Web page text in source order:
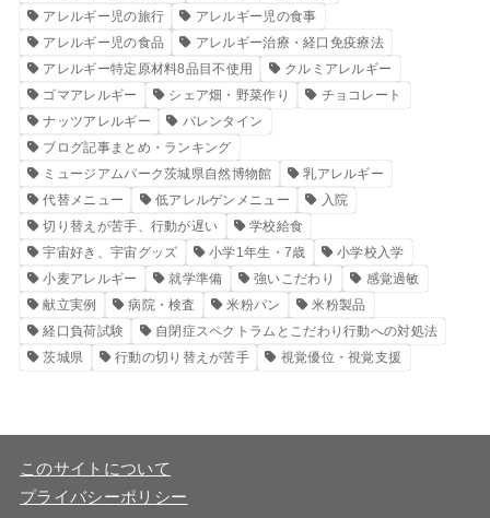
アレルギー児の旅行
アレルギー児の食事
アレルギー児の食品
アレルギー治療・経口免疫療法
アレルギー特定原材料8品目不使用
クルミアレルギー
ゴマアレルギー
シェア畑・野菜作り
チョコレート
ナッツアレルギー
バレンタイン
ブログ記事まとめ・ランキング
ミュージアムパーク茨城県自然博物館
乳アレルギー
代替メニュー
低アレルゲンメニュー
入院
切り替えが苦手、行動が遅い
学校給食
宇宙好き、宇宙グッズ
小学1年生・7歳
小学校入学
小麦アレルギー
就学準備 強いこだわり
感覚過敏
献立実例
病院・検査 米粉パン
米粉製品
経口負荷試験
自閉症スペクトラムとこだわり行動への対処法
茨城県
行動の切り替えが苦手 視覚優位・視覚支援
このサイトについて
プライバシーポリシー